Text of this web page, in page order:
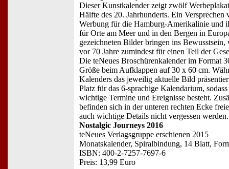
Dieser Kunstkalender zeigt zwölf
Hälfte des 20. Jahrhunderts. Ein
Werbung für die Hamburg-Amerikalinie und
für Orte am Meer und in den Bergen in
gezeichneten Bilder bringen ins
vor 70 Jahre zumindest für einen Teil der
Die teNeues Broschürenkalender im Format
Größe beim Aufklappen auf 30 x 60 cm.
Kalenders das jeweilig aktuelle Bild
Platz für das 6-sprachige Kalendarium,
wichtige Termine und Ereignisse besteht.
befinden sich in der unteren rechten Ecke
auch wichtige Details nicht vergessen werden.
Nostalgic Journeys 2016
teNeues Verlagsgruppe erschienen 2015
Monatskalender, Spiralbindung, 14 Blatt,
ISBN: 400-2-7257-7697-6
Preis: 13,99 Euro